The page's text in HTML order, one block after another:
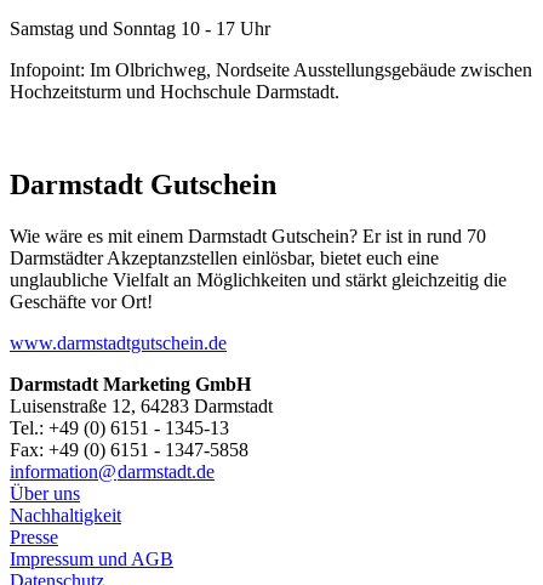
Samstag und Sonntag 10 - 17 Uhr
Infopoint: Im Olbrichweg, Nordseite Ausstellungsgebäude zwischen
Hochzeitsturm und Hochschule Darmstadt.
Darmstadt Gutschein
Wie wäre es mit einem Darmstadt Gutschein? Er ist in rund 70
Darmstädter Akzeptanzstellen einlösbar, bietet euch eine
unglaubliche Vielfalt an Möglichkeiten und stärkt gleichzeitig die
Geschäfte vor Ort!
www.darmstadtgutschein.de
Darmstadt Marketing GmbH
Luisenstraße 12, 64283 Darmstadt
Tel.: +49 (0) 6151 - 1345-13
Fax: +49 (0) 6151 - 1347-5858
information@darmstadt.de
Über uns
Nachhaltigkeit
Presse
Impressum und AGB
Datenschutz